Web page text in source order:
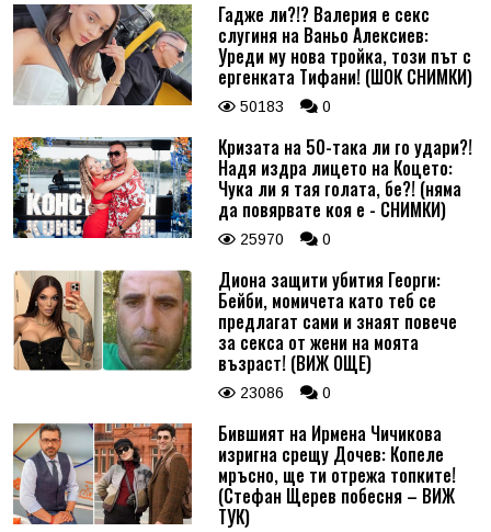
Гадже ли?!? Валерия е секс
слугиня на Ваньо Алексиев:
Уреди му нова тройка, този път с
ергенката Тифани! (ШОК СНИМКИ)
50183 0
Кризата на 50-така ли го удари?!
Надя издра лицето на Коцето:
Чука ли я тая голата, бе?! (няма
да повярвате коя е - СНИМКИ)
25970 0
Диона защити убития Георги:
Бейби, момичета като теб се
предлагат сами и знаят повече
за секса от жени на моята
възраст! (ВИЖ ОЩЕ)
23086 0
Бившият на Ирмена Чичикова
изригна срещу Дочев: Копеле
мръсно, ще ти отрежа топките!
(Стефан Щерев побесня – ВИЖ
ТУК)